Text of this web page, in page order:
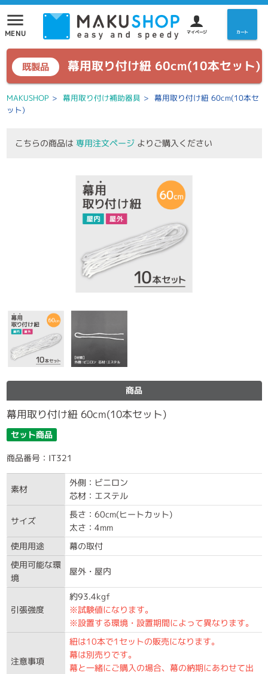
menu
MENU マイページ カート
既製品 幕用取り付け紐 60cm(10本セット)
MAKUSHOP > 幕用取り付け補助器具 > 幕用取り付け紐 60cm(10本セ
ット)
こちらの商品は 専用注文ページよりご購入ください
商品
幕用取り付け紐 60cm(10本セット)
セット商品
商品番号：IT321
素材
外側：ビニロン
芯材：エステル
サイズ
長さ：60cm(ヒートカット)
太さ：4mm
使用用途
幕の取付
使用可能な環
境
屋外・屋内
引張強度
約93.4kgf
※試験値になります。
※設置する環境・設置期間によって異なります。
注意事項
紐は10本で1セットの販売になります。
幕は別売りです。
幕と一緒にご購入の場合、幕の納期にあわせて出